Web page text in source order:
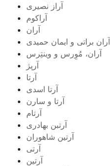
آراز نصیری
آراکوم
آران
آران براتی و ایمان حمیدی
آران، مُوِرس و وینتِرس
آرپژ
آرتا
آرتا اسدی
آرتا و سارن
آرتام
آرتبن بهادری
آرتين شاهوران
آرتی
آرتین